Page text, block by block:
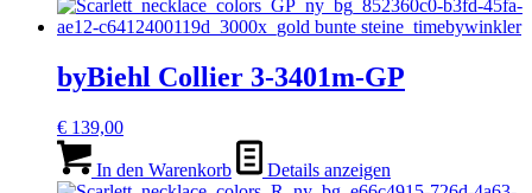
byBiehl Collier 3-3401m-GP
€ 139,00
In den Warenkorb Details anzeigen